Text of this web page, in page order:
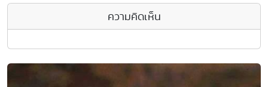
ความคิดเห็น